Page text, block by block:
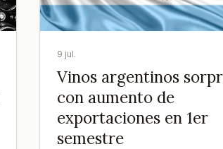
9 jul.
Vinos argentinos
con aumento de
exportaciones en 1er
semestre